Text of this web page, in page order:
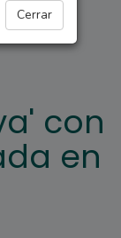
Cerrar
con
en